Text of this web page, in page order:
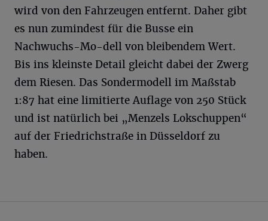
wird von den Fahrzeugen entfernt. Daher gibt
es nun zumindest für die Busse ein
Nachwuchs-Mo-dell von bleibendem Wert.
Bis ins kleinste Detail gleicht dabei der Zwerg
dem Riesen. Das Sondermodell im Maßstab
1:87 hat eine limitierte Auflage von 250 Stück
und ist natürlich bei „Menzels Lokschuppen“
auf der Friedrichstraße in Düsseldorf zu
haben.